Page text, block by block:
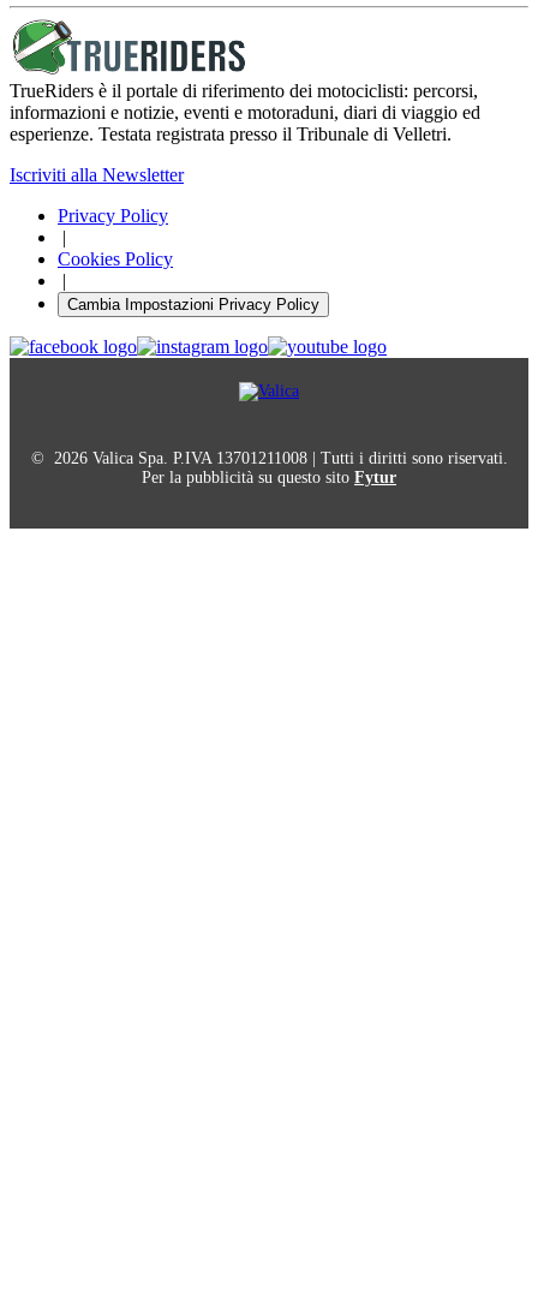
TrueRiders è il portale di riferimento dei motociclisti: percorsi,
informazioni e notizie, eventi e motoraduni, diari di viaggio ed
esperienze. Testata registrata presso il Tribunale di Velletri.
Iscriviti alla Newsletter
Privacy Policy
|
Cookies Policy
|
Cambia Impostazioni Privacy Policy
© 2026 Valica Spa. P.IVA 13701211008 | Tutti i diritti sono riservati.
Per la pubblicità su questo sito Fytur